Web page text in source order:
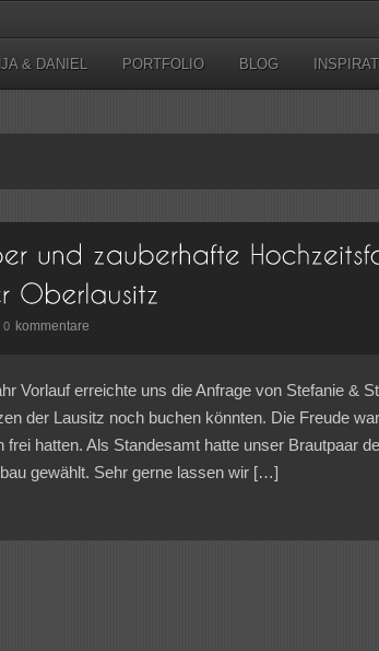
& DANIEL PORTFOLIO BLOG
0 kommentare
Vorlauf erreichte uns die Anfrage von Stefanie &
der Lausitz noch buchen könnten. Die Freude
frei hatten. Als Standesamt hatte unser Brautpaar
gewählt. Sehr gerne lassen wir […]